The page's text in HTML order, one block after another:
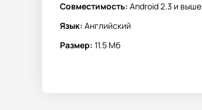
Совместимость: Android 2.3 и выше
Язык: Английский
Размер: 11.5 Мб